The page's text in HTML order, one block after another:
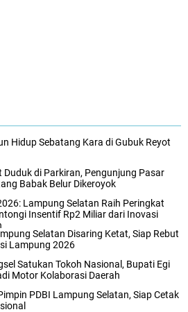
Hidup Sebatang Kara di Gubuk Reyot
Duduk di Parkiran, Pengunjung Pasar
Babak Belur Dikeroyok
Lampung Selatan Raih Peringkat
Insentif Rp2 Miliar dari Inovasi
Selatan Disaring Ketat, Siap Rebut
Lampung 2026
Satukan Tokoh Nasional, Bupati Egi
Motor Kolaborasi Daerah
PDBI Lampung Selatan, Siap Cetak